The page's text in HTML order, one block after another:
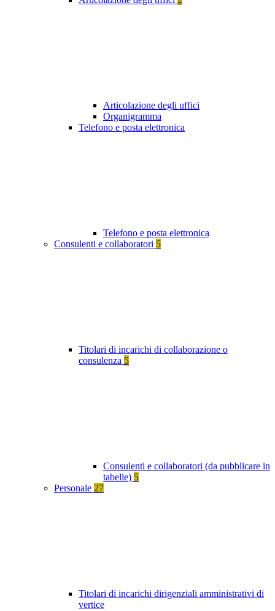
Articolazione degli uffici
Organigramma
Telefono e posta elettronica
Telefono e posta elettronica
Consulenti e collaboratori 5
Titolari di incarichi di collaborazione o
consulenza 5
Consulenti e collaboratori (da pubblicare in
tabelle) 5
Personale 27
Titolari di incarichi dirigenziali amministrativi di
vertice